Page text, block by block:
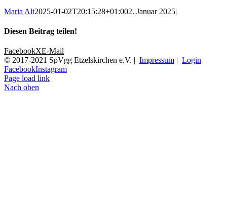
Maria Alt2025-01-02T20:15:28+01:002. Januar 2025|
Diesen Beitrag teilen!
FacebookXE-Mail
© 2017-2021 SpVgg Etzelskirchen e.V. | Impressum | Login
FacebookInstagram
Page load link
Nach oben